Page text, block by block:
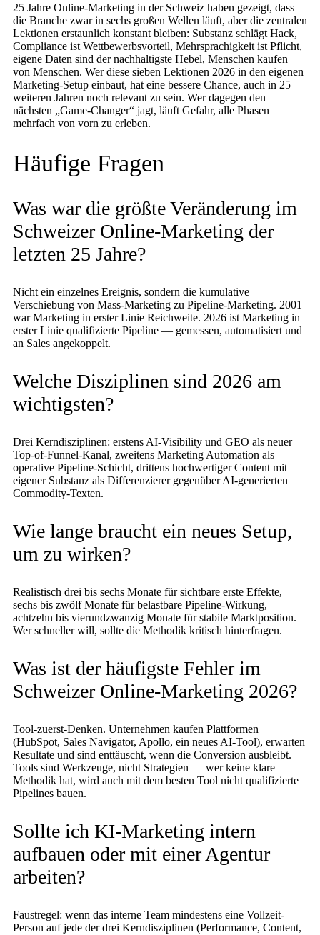
25 Jahre Online-Marketing in der Schweiz haben gezeigt, dass
die Branche zwar in sechs großen Wellen läuft, aber die zentralen
Lektionen erstaunlich konstant bleiben: Substanz schlägt Hack,
Compliance ist Wettbewerbsvorteil, Mehrsprachigkeit ist Pflicht,
eigene Daten sind der nachhaltigste Hebel, Menschen kaufen
von Menschen. Wer diese sieben Lektionen 2026 in den eigenen
Marketing-Setup einbaut, hat eine bessere Chance, auch in 25
weiteren Jahren noch relevant zu sein. Wer dagegen den
nächsten „Game-Changer“ jagt, läuft Gefahr, alle Phasen
mehrfach von vorn zu erleben.
Häufige Fragen
Was war die größte Veränderung im
Schweizer Online-Marketing der
letzten 25 Jahre?
Nicht ein einzelnes Ereignis, sondern die kumulative
Verschiebung von Mass-Marketing zu Pipeline-Marketing. 2001
war Marketing in erster Linie Reichweite. 2026 ist Marketing in
erster Linie qualifizierte Pipeline — gemessen, automatisiert und
an Sales angekoppelt.
Welche Disziplinen sind 2026 am
wichtigsten?
Drei Kerndisziplinen: erstens AI-Visibility und GEO als neuer
Top-of-Funnel-Kanal, zweitens Marketing Automation als
operative Pipeline-Schicht, drittens hochwertiger Content mit
eigener Substanz als Differenzierer gegenüber AI-generierten
Commodity-Texten.
Wie lange braucht ein neues Setup,
um zu wirken?
Realistisch drei bis sechs Monate für sichtbare erste Effekte,
sechs bis zwölf Monate für belastbare Pipeline-Wirkung,
achtzehn bis vierundzwanzig Monate für stabile Marktposition.
Wer schneller will, sollte die Methodik kritisch hinterfragen.
Was ist der häufigste Fehler im
Schweizer Online-Marketing 2026?
Tool-zuerst-Denken. Unternehmen kaufen Plattformen
(HubSpot, Sales Navigator, Apollo, ein neues AI-Tool), erwarten
Resultate und sind enttäuscht, wenn die Conversion ausbleibt.
Tools sind Werkzeuge, nicht Strategien — wer keine klare
Methodik hat, wird auch mit dem besten Tool nicht qualifizierte
Pipelines bauen.
Sollte ich KI-Marketing intern
aufbauen oder mit einer Agentur
arbeiten?
Faustregel: wenn das interne Team mindestens eine Vollzeit-
Person auf jede der drei Kerndisziplinen (Performance, Content,